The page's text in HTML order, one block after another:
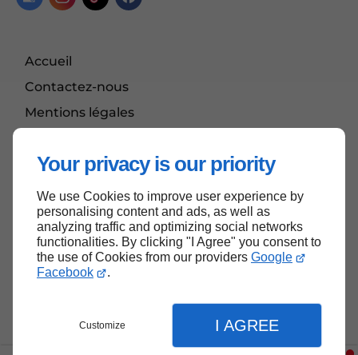
Your privacy is our priority
We use Cookies to improve user experience by
personalising content and ads, as well as
analyzing traffic and optimizing social networks
functionalities. By clicking "I Agree" you consent to
the use of Cookies from our providers Google
Facebook
.
Customize I AGREE
Accueil
Contactez-nous
Mentions légales
Haut de page